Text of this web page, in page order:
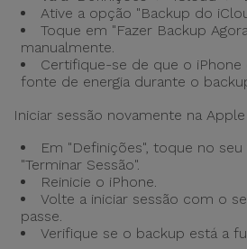
Ative a opção "Backup do
Toque em "Fazer Backup
manualmente.
Certifique-se de que o iPhone
fonte de energia durante o
Iniciar sessão novamente na
Em "Definições", toque no
"Terminar Sessão".
Reinicie o iPhone.
Volte a iniciar sessão com o
passe.
Verifique se o backup está a